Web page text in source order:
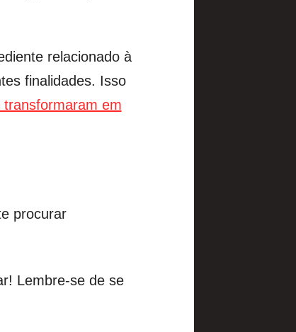
relacionado à
finalidades. Isso
em
procurar
Lembre-se de se